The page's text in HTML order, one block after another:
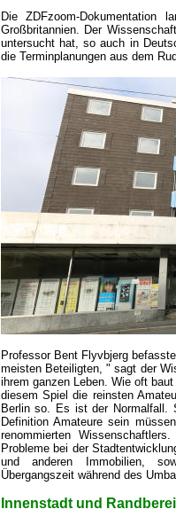
Die ZDFzoom-
Großbritannien. Der
untersucht hat, so auch in
die Terminplanungen aus dem
Professor Bent Flyvbjerg
meisten Beteiligten, " sagt der
ihrem ganzen Leben. Wie oft
diesem Spiel die reinsten
Berlin so. Es ist der Normalfall.
Definition Amateure sein
renommierten
Probleme bei der
und anderen Immobilien,
Übergangszeit während des
Innenstadt und